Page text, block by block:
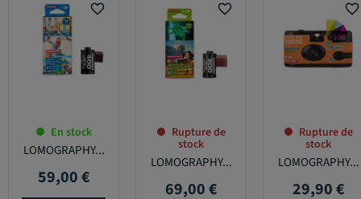
favorite_border
En stock
LOMOGRAPHY...
Prix
59,00 €
favorite_border
Rupture de
stock
LOMOGRAPHY...
Prix
69,00 €
favorite_border
Rupture de
stock
LOMOGRAPHY...
Prix
29,90 €